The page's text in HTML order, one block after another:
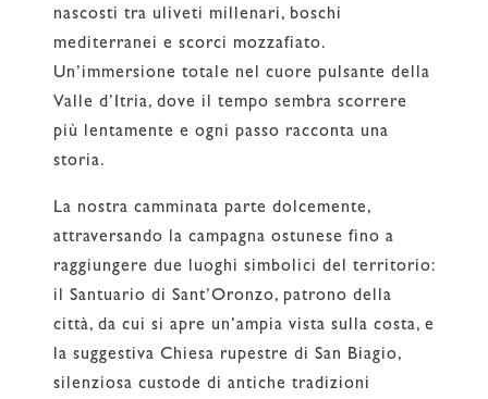
nascosti tra uliveti millenari, boschi
mediterranei e scorci mozzafiato.
Un’immersione totale nel cuore pulsante della
Valle d’Itria, dove il tempo sembra scorrere
più lentamente e ogni passo racconta una
storia.
La nostra camminata parte dolcemente,
attraversando la campagna ostunese fino a
raggiungere due luoghi simbolici del territorio:
il Santuario di Sant’Oronzo, patrono della
città, da cui si apre un’ampia vista sulla costa, e
la suggestiva Chiesa rupestre di San Biagio,
silenziosa custode di antiche tradizioni